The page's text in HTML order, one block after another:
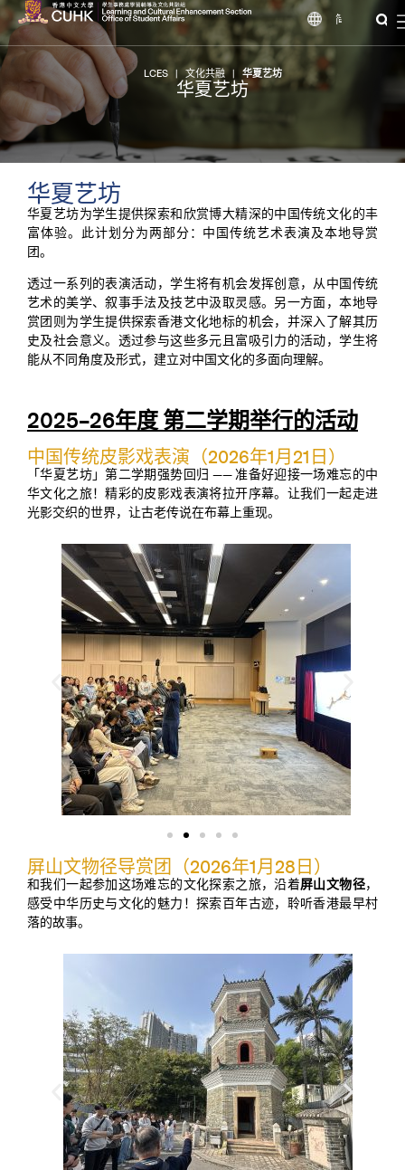
简
LCES|文化共融| 华夏艺坊
华夏艺坊
华夏艺坊
华夏艺坊为学生提供探索和欣赏博大精深的中国传统文化的丰
富体验。此计划分为两部分：中国传统艺术表演及本地导赏
团。
透过一系列的表演活动，学生将有机会发挥创意，从中国传统
艺术的美学、叙事手法及技艺中汲取灵感。另一方面，本地导
赏团则为学生提供探索香港文化地标的机会，并深入了解其历
史及社会意义。透过参与这些多元且富吸引力的活动，学生将
能从不同角度及形式，建立对中国文化的多面向理解。
2025–26年度 第二学期举行的活动
中国传统皮影戏表演（2026年1月21日）
「华夏艺坊」第二学期强势回归 —— 准备好迎接一场难忘的中
华文化之旅！精彩的皮影戏表演将拉开序幕。让我们一起走进
光影交织的世界，让古老传说在布幕上重现。
屏山文物径导赏团（2026年1月28日）
和我们一起参加这场难忘的文化探索之旅，沿着屏山文物径，
感受中华历史与文化的魅力！探索百年古迹，聆听香港最早村
落的故事。